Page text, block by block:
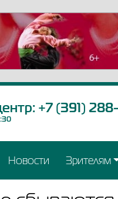
+7 (391)
Новости Зрителям